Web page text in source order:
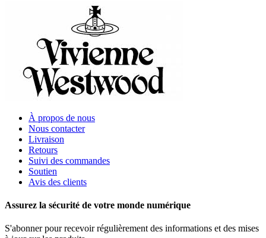
À propos de nous
Nous contacter
Livraison
Retours
Suivi des commandes
Soutien
Avis des clients
Assurez la sécurité de votre monde numérique
S'abonner pour recevoir régulièrement des informations et des mises